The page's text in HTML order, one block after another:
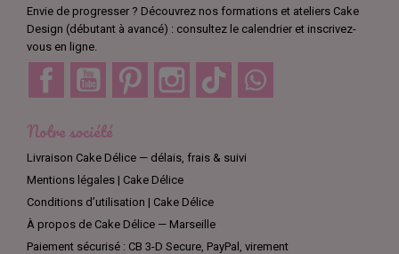
un gâteau inoubliable pour votre prochaine fête !
Envie de progresser ? Découvrez nos formations et ateliers Cake
Design (débutant à avancé) : consultez le calendrier et inscrivez-
vous en ligne.
Facebook YouTube Pinterest Instagram TikTok
Notre société
Livraison Cake Délice — délais, frais & suivi
Mentions légales | Cake Délice
Conditions d’utilisation | Cake Délice
À propos de Cake Délice — Marseille
Paiement sécurisé : CB 3-D Secure, PayPal, virement